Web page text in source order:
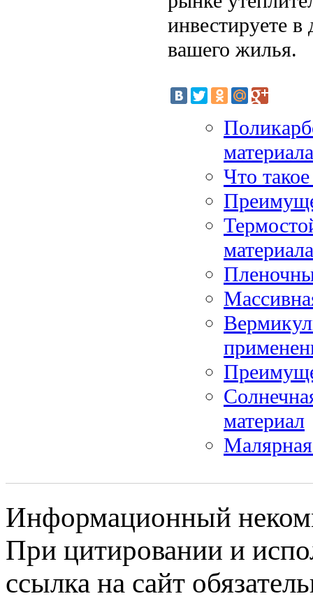
инвестируете в
вашего жилья.
материала
Что
материала
материал
Малярная
Информационный
При цитировании и
ссылка на сайт